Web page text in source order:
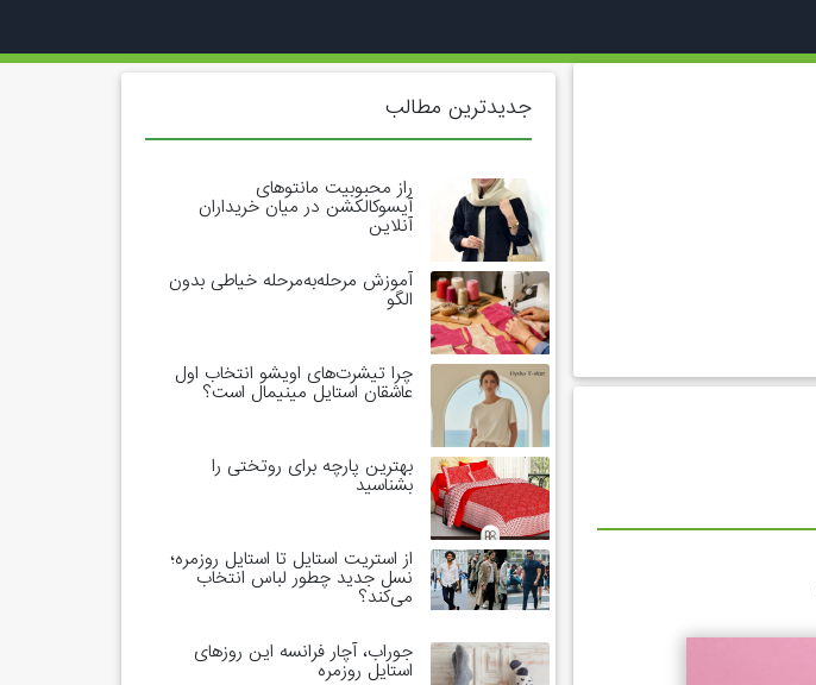
جدیدترین مطالب
راز محبوبیت مانتوهای
آیسوکالکشن در میان خریداران
آنلاین
آموزش مرحله‌به‌مرحله خیاطی بدون
الگو
چرا تیشرت‌های اویشو انتخاب اول
عاشقان استایل مینیمال است؟
بهترین پارچه برای روتختی را
بشناسید
از استریت استایل تا استایل روزمره؛
نسل جدید چطور لباس انتخاب
می‌کند؟
جوراب، آچار فرانسه این روزهای
استایل روزمره